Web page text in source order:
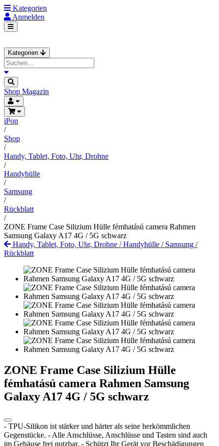
Kategorien
Anmelden
Kategorien
Shop Magazin
iPon
/
Shop
/
Handy, Tablet, Foto, Uhr, Drohne
/
Handyhülle
/
Samsung
/
Rückblatt
/
ZONE Frame Case Silizium Hülle fémhatású camera Rahmen
Samsung Galaxy A17 4G / 5G schwarz
Handy, Tablet, Foto, Uhr, Drohne /Handyhülle / Samsung /
Rückblatt
ZONE Frame Case Silizium Hülle
fémhatású camera Rahmen Samsung
Galaxy A17 4G / 5G schwarz
- TPU-Silikon ist stärker und härter als seine herkömmlichen
Gegenstücke. - Alle Anschlüsse, Anschlüsse und Tasten sind auch
im Gehäuse frei nutzbar. - Schützt Ihr Gerät vor Beschädigungen